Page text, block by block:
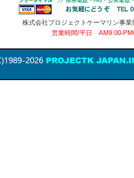
株式会社プロジェクトケーマリン事
営業時間/平日 AM9:00-